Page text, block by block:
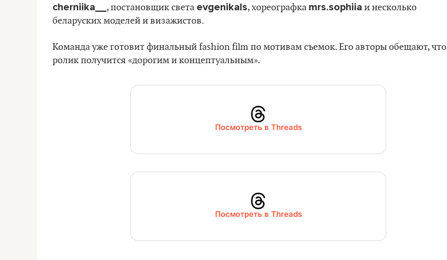
cherniika__ , постановщик света evgenikals, хореографка mrs.sophiia и несколько
беларуских моделей и визажистов.
Команда уже готовит финальный fashion film по мотивам съемок. Его авторы обещают, что
ролик получится «дорогим и концептуальным».
Посмотреть в Threads
Посмотреть в Threads